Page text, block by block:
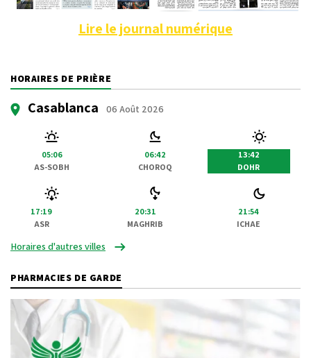
Lire le journal numérique
HORAIRES DE PRIÈRE
Casablanca 06 Août 2026
05:06
AS-SOBH
06:42
CHOROQ
13:42
DOHR
17:19
ASR
20:31
MAGHRIB
21:54
ICHAE
Horaires d'autres villes
PHARMACIES DE GARDE